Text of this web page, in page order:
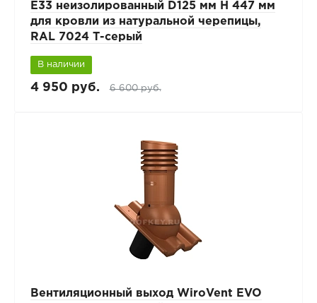
E33 неизолированный D125 мм Н 447 мм
для кровли из натуральной черепицы,
RAL 7024 Т-серый
В наличии
4 950 руб. 6 600 руб.
Вентиляционный выход WiroVent EVO